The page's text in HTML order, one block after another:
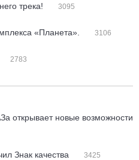
трека! 3095
«Планета». 3106
2783
открывает новые возможности
Знак качества 3425